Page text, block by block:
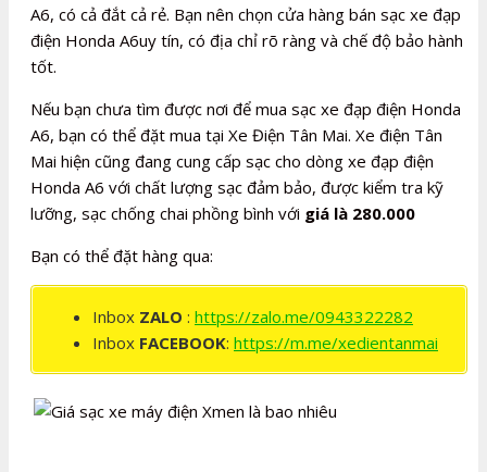
A6, có cả đắt cả rẻ. Bạn nên chọn cửa hàng bán sạc xe đạp
điện Honda A6uy tín, có địa chỉ rõ ràng và chế độ bảo hành
tốt.
Nếu bạn chưa tìm được nơi để mua sạc xe đạp điện Honda
A6, bạn có thể đặt mua tại Xe Điện Tân Mai. Xe điện Tân
Mai hiện cũng đang cung cấp sạc cho dòng xe đạp điện
Honda A6 với chất lượng sạc đảm bảo, được kiểm tra kỹ
lưỡng, sạc chống chai phồng bình với giá là 280.000
Bạn có thể đặt hàng qua:
Inbox ZALO : https://zalo.me/0943322282
Inbox FACEBOOK: https://m.me/xedientanmai